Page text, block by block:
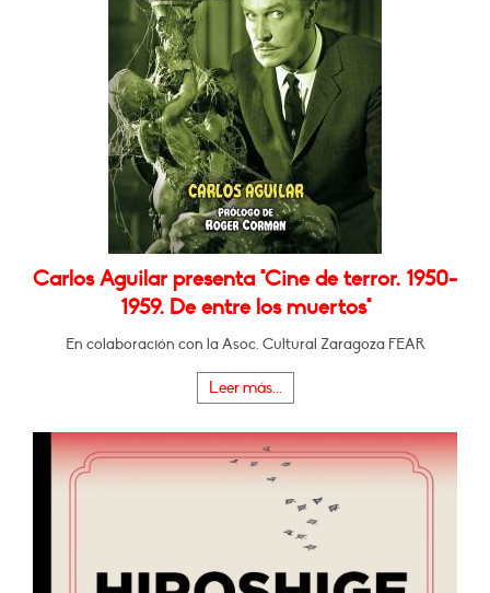
Carlos Aguilar presenta "Cine de terror. 1950-
1959. De entre los muertos"
En colaboración con la Asoc. Cultural Zaragoza FEAR
Leer más...